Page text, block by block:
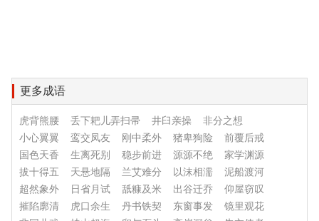
更多成语
虎背熊腰 丢下耙儿弄扫帚 井臼亲操
非分之想
小心翼翼
鸾交凤友 刚中柔外 猪卑狗险
前覆后戒
国色天香
生离死别 稳步前进 源源不绝
家学渊源
拔十得五
天悬地隔 兰艾难分 以沫相濡
泥船渡河
超然象外
日省月试 舐糠及米 出谷迁乔
仰屋窃叹
摧陷廓清
虎口余生 丹书铁契 东窗事发
镜里观花